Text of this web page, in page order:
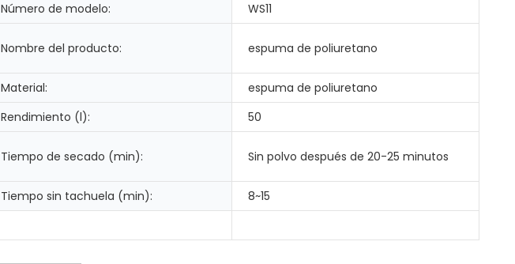
Número de modelo: WS11
Nombre del producto: espuma de poliuretano
Material:
espuma de poliuretano
Rendimiento (l): 50
Tiempo de secado (min): Sin polvo después de 20-25 minutos
Tiempo sin tachuela (min):
8~15